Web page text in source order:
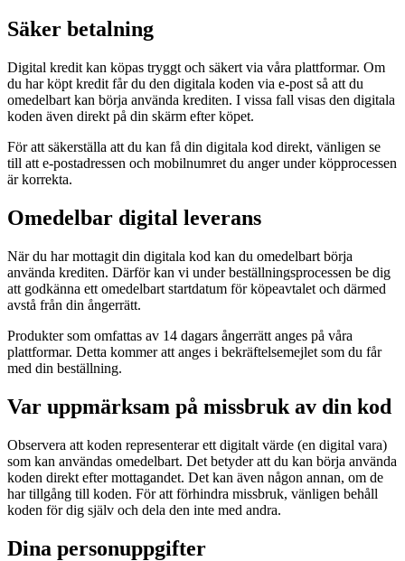
Säker betalning
Digital kredit kan köpas tryggt och säkert via våra plattformar. Om
du har köpt kredit får du den digitala koden via e-post så att du
omedelbart kan börja använda krediten. I vissa fall visas den digitala
koden även direkt på din skärm efter köpet.
För att säkerställa att du kan få din digitala kod direkt, vänligen se
till att e-postadressen och mobilnumret du anger under köpprocessen
är korrekta.
Omedelbar digital leverans
När du har mottagit din digitala kod kan du omedelbart börja
använda krediten. Därför kan vi under beställningsprocessen be dig
att godkänna ett omedelbart startdatum för köpeavtalet och därmed
avstå från din ångerrätt.
Produkter som omfattas av 14 dagars ångerrätt anges på våra
plattformar. Detta kommer att anges i bekräftelsemejlet som du får
med din beställning.
Var uppmärksam på missbruk av din kod
Observera att koden representerar ett digitalt värde (en digital vara)
som kan användas omedelbart. Det betyder att du kan börja använda
koden direkt efter mottagandet. Det kan även någon annan, om de
har tillgång till koden. För att förhindra missbruk, vänligen behåll
koden för dig själv och dela den inte med andra.
Dina personuppgifter